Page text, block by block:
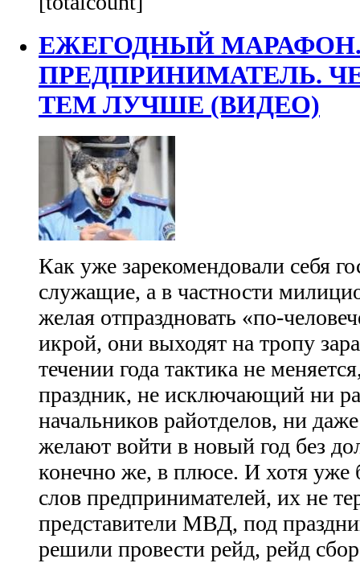
ЕЖЕГОДНЫЙ
ПРЕДПРИНИМАТЕЛЬ.
ТЕМ ЛУЧШЕ (ВИДЕО)
Как уже зарекомендовали себя
служащие, а в частности
желая отпраздновать «по-
икрой, они выходят на тропу
течении года тактика не
праздник, не исключающий ни
начальников райотделов, ни
желают войти в новый год без
конечно же, в плюсе. И хотя уже
слов предпринимателей, их не
представители МВД, под
решили провести рейд, рейд